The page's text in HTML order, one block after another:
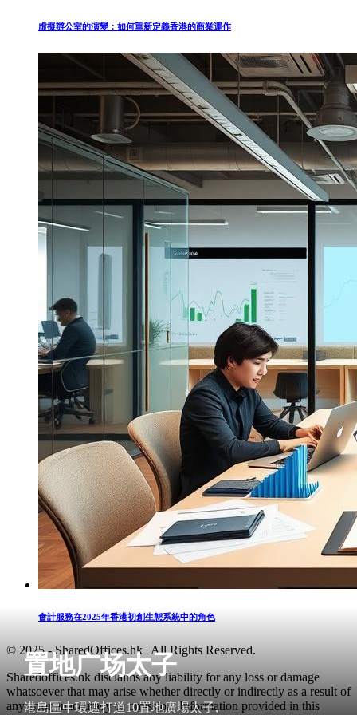
置地广场太子
港島區中環遮打道10置地廣場太子,
虛擬辦公室的演變：如何重新定義香港的商業運作
會計服務在2025年香港初創生態系統中的角色
© 2025 - SharedOffices.hk | All Rights Reserved.
Sharedoffices.hk disclaims any liability for any loss or damage
whatsoever that may arise whether directly or indirectly as a result of
any error, inaccuracy or omission. Information provided in this